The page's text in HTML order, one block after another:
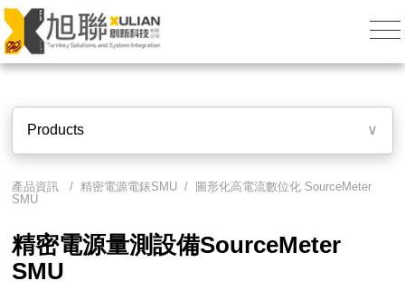
Products ∨
產品資訊 / 精密電源電錶SMU / 圖形化高電流數位化 SourceMeter
SMU
精密電源量測設備SourceMeter
SMU